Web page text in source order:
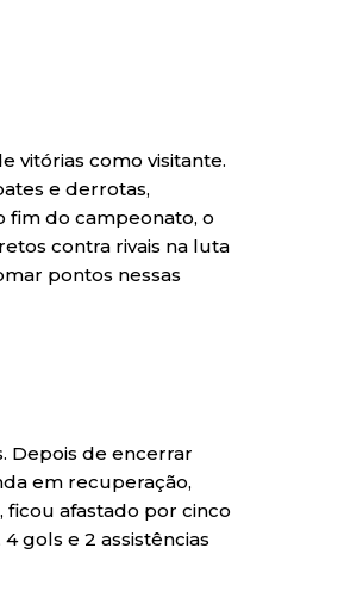
vitórias como visitante.
e derrotas,
fim do campeonato, o
contra rivais na luta
pontos nessas
Depois de encerrar
em recuperação,
afastado por cinco
gols e 2 assistências